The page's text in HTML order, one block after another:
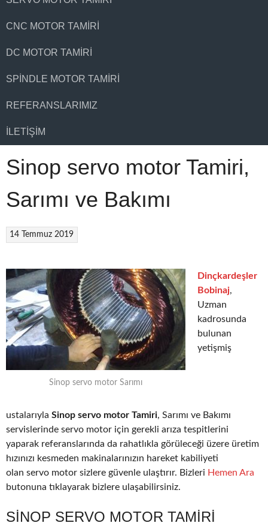
CNC MOTOR TAMIRI
DC MOTOR TAMIRI
SPINDLE MOTOR TAMIRI
REFERANSLARIMIZ
İLETIŞIM
Sinop servo motor Tamiri,
Sarımı ve Bakımı
14 Temmuz 2019
Sinop servo motor Sarımı
Dinçkardeşler
Bobinaj,
Uzman
kadrosunda
bulunan
yetişmiş
ustalarıyla Sinop servo motor Tamiri, Sarımı ve Bakımı
servislerinde servo motor için gerekli arıza tespitlerini
yaparak referanslarında da rahatlıkla görüleceği üzere üretim
hızınızı kesmeden makinalarınızın hareket kabiliyeti
olan servo motor sizlere güvenle ulaştırır. Bizleri Hemen Ara
butonuna tıklayarak bizlere ulaşabilirsiniz.
SINOP SERVO MOTOR TAMIRI